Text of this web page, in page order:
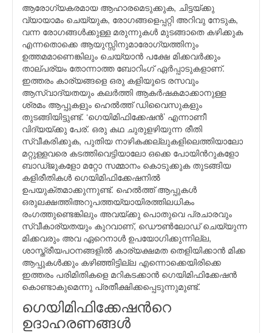
ആരോഗ്യകരമായ ആഹാരമെടുക്കുക, ചിട്ടയ്ക്കു
വ്യായാമം ചെയ്യുക, രോഗങ്ങളെപ്പറ്റി അറിവു നേടുക,
വന്ന രോഗങ്ങള്‍ക്കുള്ള മരുന്നുകള്‍ മുടങ്ങാതെ കഴിക്കുക
എന്നതൊക്കെ ആയുസ്സിനുമാരോഗ്യത്തിനും
ഉത്തമമാണെങ്കിലും ചെയ്യാന്‍ പക്ഷേ മിക്കവര്‍ക്കും
താല്പര്യം തോന്നാത്ത ബോറിംഗ് ഏര്‍പ്പാടുകളാണ്.
ഇത്തരം കാര്യങ്ങളെ ഒരു കളിയുടെ രസവും
ആസ്വാദ്യതയും കലര്‍ത്തി ആകര്‍ഷകമാക്കാനുള്ള
ശ്രമം ആപ്പുകളും ഹെല്‍ത്ത് ഡിവൈസുകളും
തുടങ്ങിയിട്ടുണ്ട്. ‘ഗെയിമിഫിക്കേഷന്‍’ എന്നാണീ
വിദ്യയ്ക്കു പേര്. ഒരു കഥ ചുരുളഴിയുന്ന രീതി
സ്വീകരിക്കുക, പുതിയ നാഴികക്കല്ലുകളിലെത്തിയാലോ
മറ്റുള്ളവരെ കടത്തിവെട്ടിയാലോ ഒക്കെ പോയിന്‍റുകളോ
ബാഡ്ജുകളോ മറ്റോ സമ്മാനം കൊടുക്കുക തുടങ്ങിയ
കളിരീതികള്‍ ഗെയിമിഫിക്കേഷനില്‍
ഉപയുക്തമാക്കുന്നുണ്ട്. ഹെല്‍ത്ത് ആപ്പുകള്‍
ഒരുലക്ഷത്തിഅറുപത്തയ്യായിരത്തിലധികം
രംഗത്തുണ്ടെങ്കിലും അവയ്ക്കു പൊതുവെ പ്രചാരവും
സ്വീകാര്യതയും കുറവാണ്, ഡൌണ്‍ലോഡ് ചെയ്യുന്ന
മിക്കവരും അവ ഏറെനാള്‍ ഉപയോഗിക്കുന്നില്ല,
ശാസ്ത്രീയപഠനങ്ങളില്‍ കാര്യക്ഷമത തെളിയിക്കാന്‍ മിക്ക
ആപ്പുകള്‍ക്കും കഴിഞ്ഞിട്ടില്ല എന്നൊക്കെയിരിക്കെ
ഇത്തരം പരിമിതികളെ മറികടക്കാന്‍ ഗെയിമിഫിക്കേഷന്‍
കൊണ്ടാകുമെന്നു പ്രതീക്ഷിക്കപ്പെടുന്നുമുണ്ട്.
ഗെയിമിഫിക്കേഷന്‍റെ
ഉദാഹരണങ്ങള്‍